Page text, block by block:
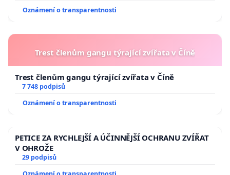
Oznámení o transparentnosti
Trest členům gangu týrající zvířata v Číně
Trest členům gangu týrající zvířata v Číně
7 748 podpisů
Oznámení o transparentnosti
PETICE ZA RYCHLEJŠÍ A ÚČINNĚJŠÍ OCHRANU ZVÍŘAT
V OHROŽE
29 podpisů